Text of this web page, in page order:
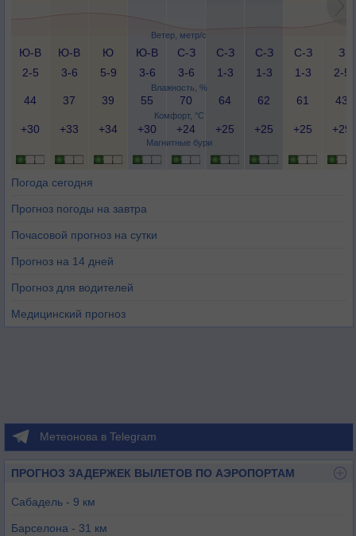
Ветер, метр/с
Влажность, %
Комфорт, °C
Магнитные бури
Ю-В
2-5
Ю-В
3-6
Ю
5-9
Ю-В
3-6
С-З
3-6
С-З
1-3
С-З
1-3
С-З
1-3
З
2-5
44 37 39 55 70 64 62 61 43
+30 +33 +34 +30 +24 +25 +25 +25 +29
Погода сегодня
Прогноз погоды на завтра
Почасовой прогноз на сутки
Прогноз на 14 дней
Прогноз для водителей
Медицинский прогноз
Метеонова в Telegram
ПРОГНОЗ ЗАДЕРЖЕК ВЫЛЕТОВ ПО АЭРОПОРТАМ
Сабадель - 9 км
Барселонa - 31 км